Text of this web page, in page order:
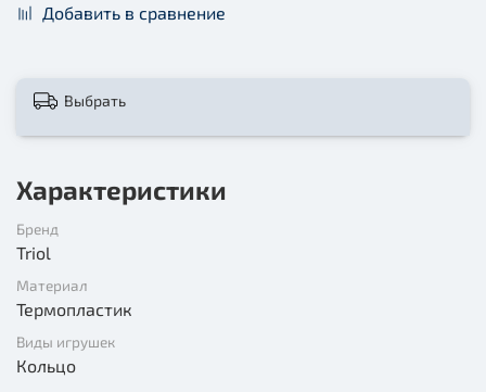
Добавить в сравнение
Выбрать
Характеристики
Бренд
Triol
Материал
Термопластик
Виды игрушек
Кольцо